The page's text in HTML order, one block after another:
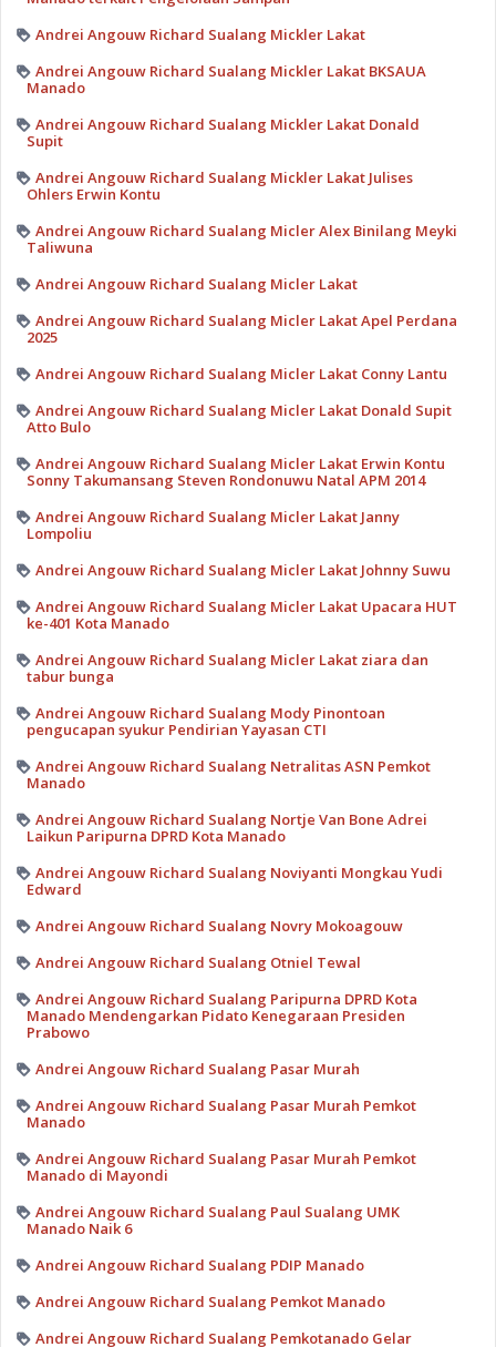
Andrei Angouw Richard Sualang Mickler Lakat
Andrei Angouw Richard Sualang Mickler Lakat BKSAUA
Manado
Andrei Angouw Richard Sualang Mickler Lakat Donald
Supit
Andrei Angouw Richard Sualang Mickler Lakat Julises
Ohlers Erwin Kontu
Andrei Angouw Richard Sualang Micler Alex Binilang Meyki
Taliwuna
Andrei Angouw Richard Sualang Micler Lakat
Andrei Angouw Richard Sualang Micler Lakat Apel Perdana
2025
Andrei Angouw Richard Sualang Micler Lakat Conny Lantu
Andrei Angouw Richard Sualang Micler Lakat Donald Supit
Atto Bulo
Andrei Angouw Richard Sualang Micler Lakat Erwin Kontu
Sonny Takumansang Steven Rondonuwu Natal APM 2014
Andrei Angouw Richard Sualang Micler Lakat Janny
Lompoliu
Andrei Angouw Richard Sualang Micler Lakat Johnny Suwu
Andrei Angouw Richard Sualang Micler Lakat Upacara HUT
ke-401 Kota Manado
Andrei Angouw Richard Sualang Micler Lakat ziara dan
tabur bunga
Andrei Angouw Richard Sualang Mody Pinontoan
pengucapan syukur Pendirian Yayasan CTI
Andrei Angouw Richard Sualang Netralitas ASN Pemkot
Manado
Andrei Angouw Richard Sualang Nortje Van Bone Adrei
Laikun Paripurna DPRD Kota Manado
Andrei Angouw Richard Sualang Noviyanti Mongkau Yudi
Edward
Andrei Angouw Richard Sualang Novry Mokoagouw
Andrei Angouw Richard Sualang Otniel Tewal
Andrei Angouw Richard Sualang Paripurna DPRD Kota
Manado Mendengarkan Pidato Kenegaraan Presiden
Prabowo
Andrei Angouw Richard Sualang Pasar Murah
Andrei Angouw Richard Sualang Pasar Murah Pemkot
Manado
Andrei Angouw Richard Sualang Pasar Murah Pemkot
Manado di Mayondi
Andrei Angouw Richard Sualang Paul Sualang UMK
Manado Naik 6
Andrei Angouw Richard Sualang PDIP Manado
Andrei Angouw Richard Sualang Pemkot Manado
Andrei Angouw Richard Sualang Pemkotanado Gelar